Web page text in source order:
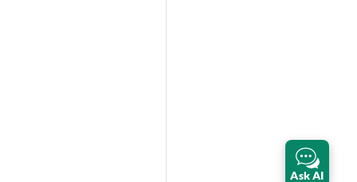
Ask AI